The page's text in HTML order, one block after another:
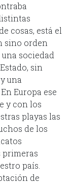
cosas, está el
sino orden
sociedad
sin
una
Europa ese
y con los
playas las
de los
primeras
país.
de